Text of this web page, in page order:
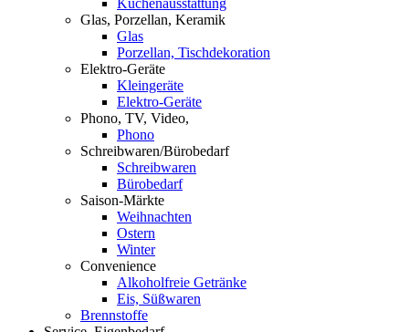
Küchenausstattung
Glas, Porzellan, Keramik
Glas
Porzellan, Tischdekoration
Elektro-Geräte
Kleingeräte
Elektro-Geräte
Phono, TV, Video,
Phono
Schreibwaren/Bürobedarf
Schreibwaren
Bürobedarf
Saison-Märkte
Weihnachten
Ostern
Winter
Convenience
Alkoholfreie Getränke
Eis, Süßwaren
Brennstoffe